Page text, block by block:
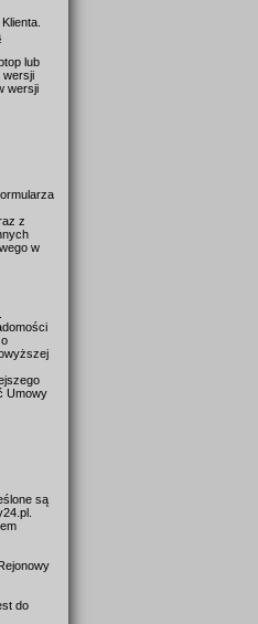
lub
wersji
wersji
z
w
Umowy
są
do